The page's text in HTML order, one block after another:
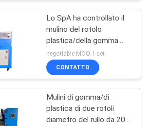
Lo SpA ha controllato il
mulino del rotolo
plastica/della gomma
due, frantumatore del
laboratorio
negotiable MOQ:1 set
CONTATTO
Mulini di gomma/di
plastica di due rotoli
diametro del rullo da 200